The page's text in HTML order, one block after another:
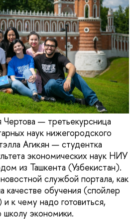
Чертова — третьекурсница
наук нижегородского
Агикян — студентка
экономических наук НИУ
из Ташкента (Узбекистан).
службой портала, как
качестве обучения (спойлер
к чему надо готовиться,
экономики.